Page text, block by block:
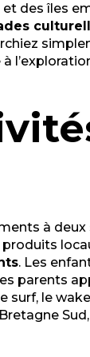
des îles
à deux
. Les
parents
surf, le